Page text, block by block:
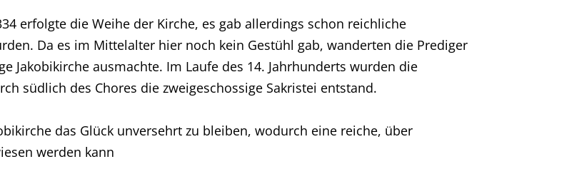
erfolgte die Weihe der Kirche, es gab allerdings schon reichliche
Da es im Mittelalter hier noch kein Gestühl gab, wanderten die Prediger
Jakobikirche ausmachte. Im Laufe des 14. Jahrhunderts wurden die
südlich des Chores die zweigeschossige Sakristei entstand.
das Glück unversehrt zu bleiben, wodurch eine reiche, über
werden kann